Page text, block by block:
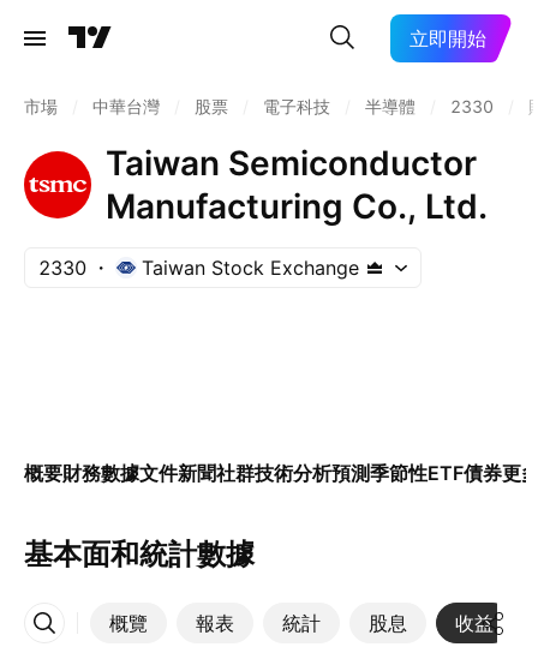
立即開始
市場 中華台灣 股票 電子科技 半導體 2330
Taiwan Semiconductor
Manufacturing Co., Ltd.
2330 Taiwan Stock Exchange
概要財務數據文件新聞社群技術分析預測季節性ETF債券更
基本面和統計數據
概覽 報表 統計 股息 收益
更多